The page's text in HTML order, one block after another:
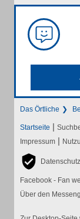
Das Örtliche
Startseite |
Impressum |
Facebook - Fan
Über den